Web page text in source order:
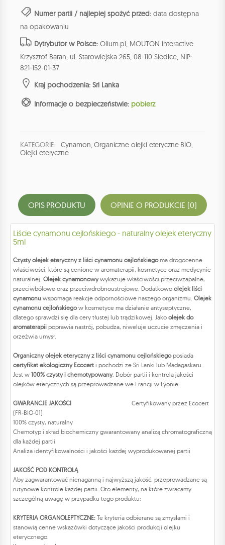
Numer partii / najlepiej spożyć przed: data dostępna
na opakowaniu
Dytrybutor w Polsce: Olium.pl, MOUTON interactive
Krzysztof Baran, ul. Starowiejska 265, 08-110 Siedlce, NIP:
821-152-01-37
Kraj pochodzenia: Sri Lanka
Informacje o bezpieczeństwie: pobierz
KATEGORIE: Cynamon,Organiczne olejki eteryczne BIO,
Olejki eteryczne
OPIS PRODUKTU OPINIE O PRODUKCIE (0)
Liście cynamonu cejlońskiego - naturalny olejek eteryczny
5ml
Czysty olejek eteryczny z liści cynamonu cejlońskiegoma drogocenne
właściwości, które są cenione w aromaterapii, kosmetyce oraz medycynie
naturalnej. Olejek cynamonowywykazuje właściwości przeciwzapalne,
przeciwbólowe oraz przeciwdrobnoustrojowe. Dodatkowo olejek liści
cynamonu wspomaga reakcje odpornościowe naszego organizmu. Olejek
cynamonu cejlońskiegow kosmetyce ma działanie antyseptyczne,
dlatego sprawdzi się dla cery tłustej lub trądzikowej. Jako olejek do
aromaterapii poprawia nastrój, pobudza, niweluje uczucie zmęczenia i
orzeźwia umysł.
Organiczny olejek eteryczny z liści cynamonu cejlońskiegoposiada
certyfikat ekologiczny Ecocert i pochodzi ze Sri Lanki lub Madagaskaru.
Jest w 100% czysty i chemotypowany. Dobór partii i kontrola jakości
olejków eterycznych są przeprowadzane we Francji w Lyonie.
GWARANCJE JAKOŚCI
Certyfikowany przez Ecocert
(FR-BIO-01)
100% czysty, naturalny
Chemotyp i skład biochemiczny gwarantowany analizą chromatograficzną
dla każdej partii
Analiza identyfikowalności i jakości każdej wyprodukowanej partii
JAKOŚĆ POD KONTROLĄ
Aby zagwarantować nienaganną i najwyższą jakość, przeprowadzane są
rutynowe kontrole każdej partii. Oto elementy, na które zwracamy
szczególną uwagę w przypadku tego produktu:
KRYTERIA ORGANOLEPTYCZNE: Te kryteria odbierane są zmysłami i
stanowią cenne wskazówki dotyczące jakości produkcji olejku
eterycznego.